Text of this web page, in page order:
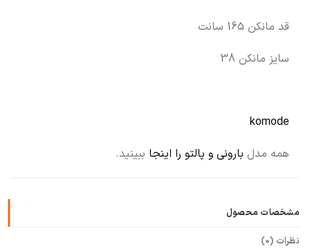
قد مانکن 165 سانت
سایز مانکن 38
komode
همه مدلبارونی و پالتو را اینجاببینید.
مشخصات محصول
نظرات (0)